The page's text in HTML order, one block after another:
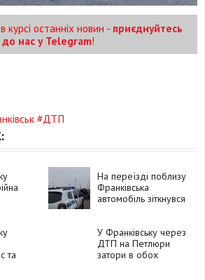
останніх новин - приєднуйтесь
до нас у Telegram!
#ДТП
На переїзді поблизу
Франківська
автомобіль зіткнувся
та
У Франківську через
ДТП на Петлюри
затори в обох